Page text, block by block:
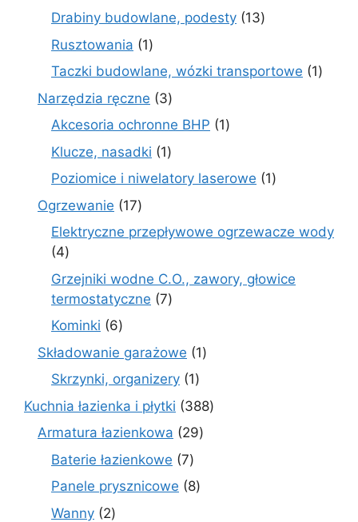
produktów
Drabiny budowlane, podesty 1313
Rusztowania 11
produkt
Taczki budowlane, wózki transportowe 11
Narzędzia ręczne 33
produkty
Akcesoria ochronne BHP 11
Klucze, nasadki 11
produkt
Poziomice i niwelatory laserowe 11
Ogrzewanie 1717
produktów
Elektryczne przepływowe ogrzewacze wody
44
produkty
Grzejniki wodne C.O., zawory, głowice
termostatyczne 77
Kominki 66
produktów
Składowanie garażowe 11
Skrzynki, organizery 11
produkt
Kuchnia łazienka i płytki 388388
Armatura łazienkowa 2929
Baterie łazienkowe 77
produktów
Panele prysznicowe 88
Wanny 22